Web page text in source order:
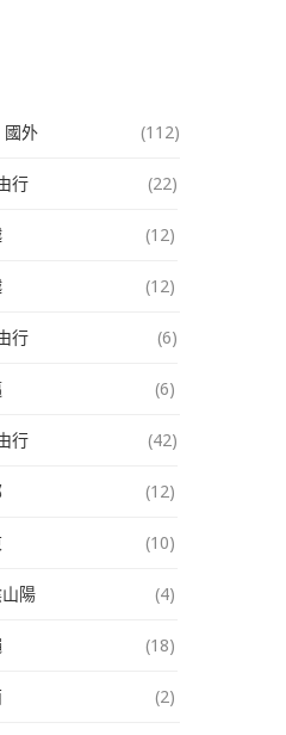
國外 (112)
行 (22)
(12)
(12)
行 (6)
(6)
行 (42)
(12)
(10)
陽 (4)
(18)
(2)